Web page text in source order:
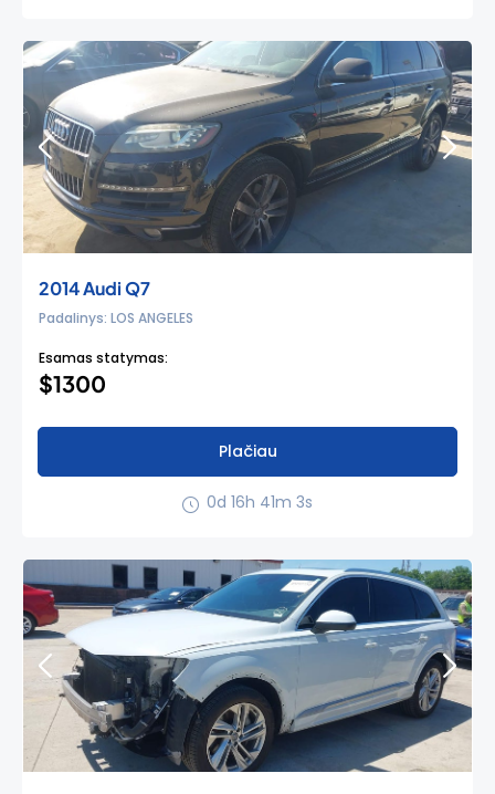
2014 Audi Q7
Padalinys: LOS ANGELES
Esamas statymas:
$1300
Plačiau
0d 16h 41m 3s